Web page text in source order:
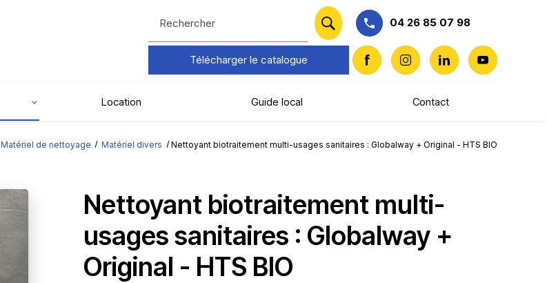
Rechercher
Télécharger le catalogue
04 26 85 07 98
Location Guide local Contact
Matériel de nettoyage Matériel divers Nettoyant biotraitement multi-usages sanitaires : Globalway + Original - HTS BIO
Nettoyant biotraitement multi-
usages sanitaires : Globalway +
Original - HTS BIO